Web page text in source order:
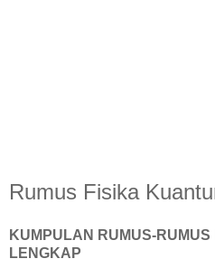
Rumus Fisika
KUMPULAN RUMUS-
LENGKAP